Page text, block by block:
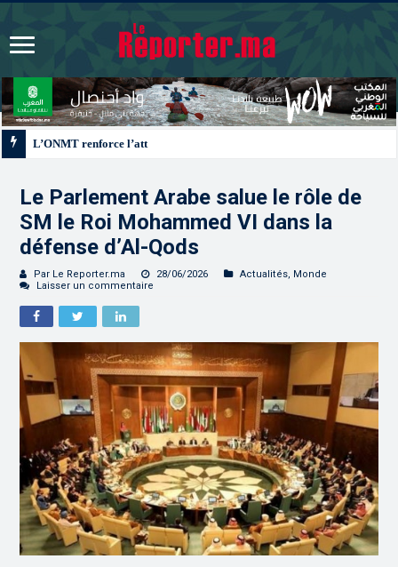
Le Parlement Arabe salue le rôle de
SM le Roi Mohammed VI dans la
défense d’Al-Qods
Par Le Reporter.ma 28/06/2026 Actualités, Monde
Laisser un commentaire